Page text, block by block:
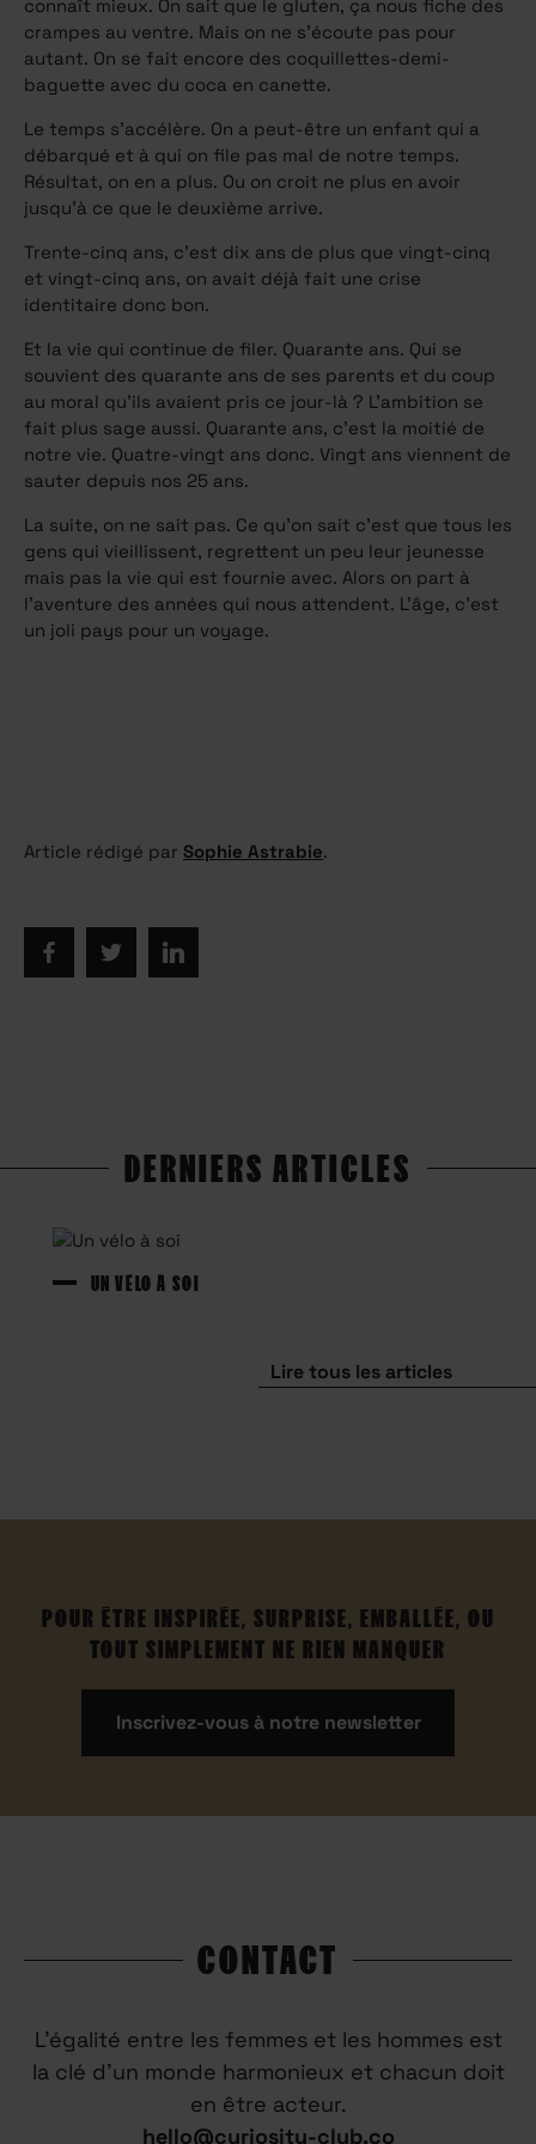
connaît mieux. On sait que le gluten, ça nous fiche des
crampes au ventre. Mais on ne s’écoute pas pour
autant. On se fait encore des coquillettes-demi-
baguette avec du coca en canette.
Le temps s’accélère. On a peut-être un enfant qui a
débarqué et à qui on file pas mal de notre temps.
Résultat, on en a plus. Ou on croit ne plus en avoir
jusqu’à ce que le deuxième arrive.
Trente-cinq ans, c’est dix ans de plus que vingt-cinq
et vingt-cinq ans, on avait déjà fait une crise
identitaire donc bon.
Et la vie qui continue de filer. Quarante ans. Qui se
souvient des quarante ans de ses parents et du coup
au moral qu’ils avaient pris ce jour-là ? L’ambition se
fait plus sage aussi. Quarante ans, c’est la moitié de
notre vie. Quatre-vingt ans donc. Vingt ans viennent de
sauter depuis nos 25 ans.
La suite, on ne sait pas. Ce qu’on sait c’est que tous les
gens qui vieillissent, regrettent un peu leur jeunesse
mais pas la vie qui est fournie avec. Alors on part à
l’aventure des années qui nous attendent. L’âge, c’est
un joli pays pour un voyage.
Article rédigé par Sophie Astrabie.
DERNIERS ARTICLES
UN VÉLO À SOI
Lire tous les articles
POUR ÊTRE INSPIRÉE, SURPRISE, EMBALLÉE, OU
TOUT SIMPLEMENT NE RIEN MANQUER
Inscrivez-vous à notre newsletter
CONTACT
L’égalité entre les femmes et les hommes est
la clé d’un monde harmonieux et chacun doit
en être acteur.
hello@curiosity-club.co